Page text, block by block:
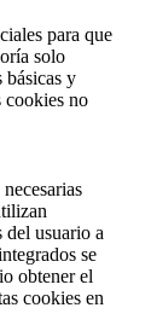
para que
solo
básicas y
cookies no
del usuario a
se
obtener el
cookies en